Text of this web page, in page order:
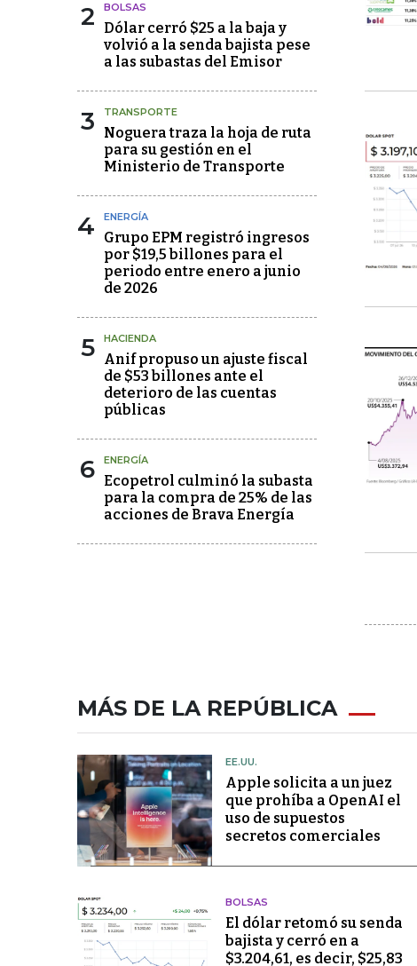
2 BOLSAS
Dólar cerró $25 a la baja y
volvió a la senda bajista pese
a las subastas del Emisor
3 TRANSPORTE
Noguera traza la hoja de ruta
para su gestión en el
Ministerio de Transporte
4 ENERGÍA
Grupo EPM registró ingresos
por $19,5 billones para el
periodo entre enero a junio
de 2026
5 HACIENDA
Anif propuso un ajuste fiscal
de $53 billones ante el
deterioro de las cuentas
públicas
6 ENERGÍA
Ecopetrol culminó la subasta
para la compra de 25% de las
acciones de Brava Energía
MÁS DE LA REPÚBLICA
EE.UU.
Apple solicita a un juez
que prohíba a OpenAI el
uso de supuestos
secretos comerciales
BOLSAS
El dólar retomó su senda
bajista y cerró en a
$3.204,61, es decir, $25,83